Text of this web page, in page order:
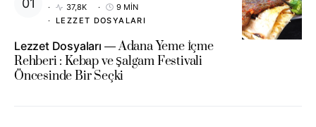
37,8K
9 MIN
LEZZET DOSYALARI
Lezzet Dosyaları
Adana Yeme İçme
Rehberi : Kebap ve Şalgam Festivali
Öncesinde Bir Seçki